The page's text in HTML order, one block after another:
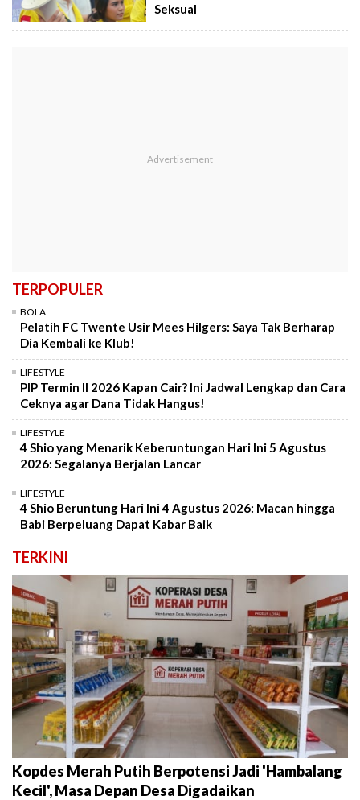
Seksual
TERPOPULER
BOLA
Pelatih FC Twente Usir Mees Hilgers: Saya Tak Berharap
Dia Kembali ke Klub!
LIFESTYLE
PIP Termin II 2026 Kapan Cair? Ini Jadwal Lengkap dan Cara
Ceknya agar Dana Tidak Hangus!
LIFESTYLE
4 Shio yang Menarik Keberuntungan Hari Ini 5 Agustus
2026: Segalanya Berjalan Lancar
LIFESTYLE
4 Shio Beruntung Hari Ini 4 Agustus 2026: Macan hingga
Babi Berpeluang Dapat Kabar Baik
TERKINI
Kopdes Merah Putih Berpotensi Jadi 'Hambalang
Kecil', Masa Depan Desa Digadaikan